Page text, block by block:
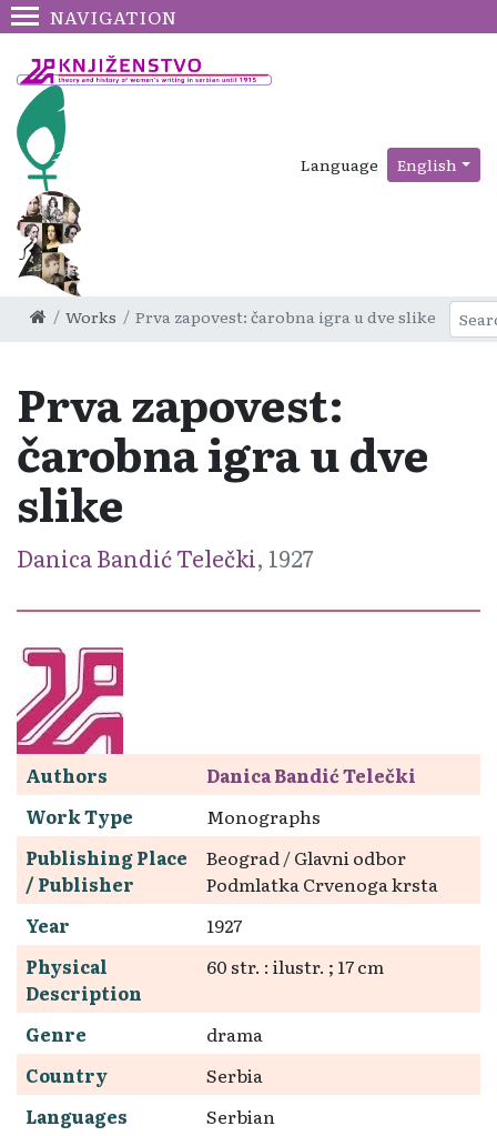
NAVIGATION
Language English
Works Prva zapovest: čarobna igra u dve slike
Prva zapovest:
čarobna igra u dve
slike
Danica Bandić Telečki, 1927
Authors
Danica Bandić Telečki
Work Type
Monographs
Publishing Place
/ Publisher
Beograd / Glavni odbor
Podmlatka Crvenoga krsta
Year
1927
Physical
Description
60 str. : ilustr. ; 17 cm
Genre
drama
Country
Serbia
Languages
Serbian